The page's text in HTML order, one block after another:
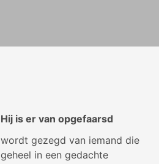
Hij is er van opgefaarsd
wordt gezegd van iemand die
geheel in een gedachte